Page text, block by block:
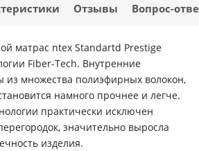
Отзывы Вопрос-
матрас ntex Standartd Prestige
Fiber-Tech. Внутренние
из множества полиэфирных волокон,
намного прочнее и легче.
практически исключен
значительно выросла
изделия.